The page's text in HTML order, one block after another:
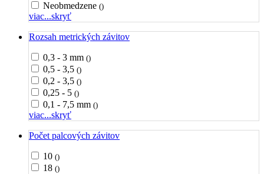
Neobmedzene ()
viac...skryť
Rozsah metrických závitov
0,3 - 3 mm ()
0,5 - 3,5 ()
0,2 - 3,5 ()
0,25 - 5 ()
0,1 - 7,5 mm ()
viac...skryť
Počet palcových závitov
10 ()
18 ()